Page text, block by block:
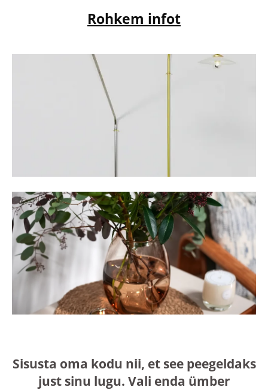
Rohkem infot
Sisusta oma kodu nii, et see peegeldaks
just sinu lugu. Vali enda ümber